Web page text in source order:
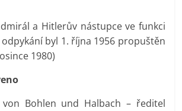
a Hitlerův nástupce ve funkci
byl 1. října 1956 propuštěn
1980)
Bohlen und Halbach – ředitel